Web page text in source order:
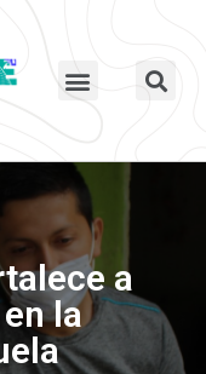
a
la